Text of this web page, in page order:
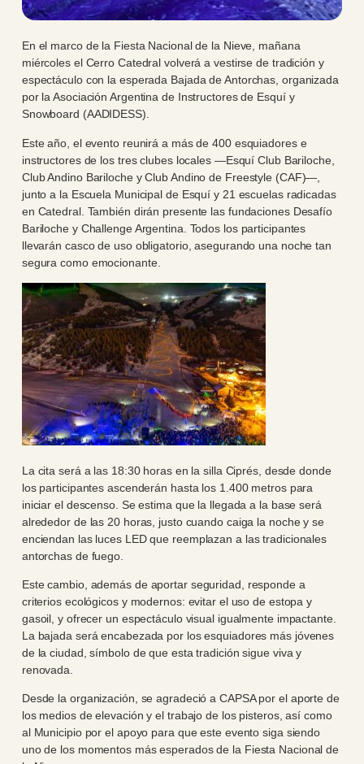
En el marco de la Fiesta Nacional de la Nieve, mañana
miércoles el Cerro Catedral volverá a vestirse de tradición y
espectáculo con la esperada Bajada de Antorchas, organizada
por la Asociación Argentina de Instructores de Esquí y
Snowboard (AADIDESS).
Este año, el evento reunirá a más de 400 esquiadores e
instructores de los tres clubes locales —Esquí Club Bariloche,
Club Andino Bariloche y Club Andino de Freestyle (CAF)—,
junto a la Escuela Municipal de Esquí y 21 escuelas radicadas
en Catedral. También dirán presente las fundaciones Desafío
Bariloche y Challenge Argentina. Todos los participantes
llevarán casco de uso obligatorio, asegurando una noche tan
segura como emocionante.
La cita será a las 18:30 horas en la silla Ciprés, desde donde
los participantes ascenderán hasta los 1.400 metros para
iniciar el descenso. Se estima que la llegada a la base será
alrededor de las 20 horas, justo cuando caiga la noche y se
enciendan las luces LED que reemplazan a las tradicionales
antorchas de fuego.
Este cambio, además de aportar seguridad, responde a
criterios ecológicos y modernos: evitar el uso de estopa y
gasoil, y ofrecer un espectáculo visual igualmente impactante.
La bajada será encabezada por los esquiadores más jóvenes
de la ciudad, símbolo de que esta tradición sigue viva y
renovada.
Desde la organización, se agradeció a CAPSA por el aporte de
los medios de elevación y el trabajo de los pisteros, así como
al Municipio por el apoyo para que este evento siga siendo
uno de los momentos más esperados de la Fiesta Nacional de